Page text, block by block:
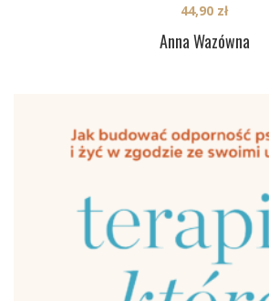
Anna Wazówna
44,90 zł